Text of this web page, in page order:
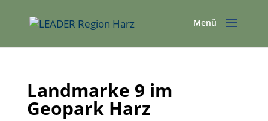
Landmarke 9 im
Geopark Harz